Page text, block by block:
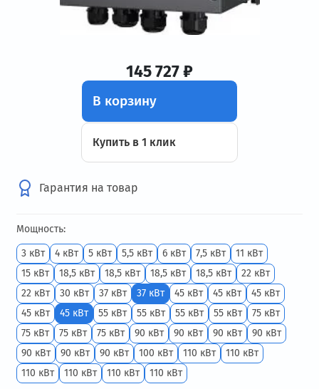
145 727 ₽
В корзину
Купить в 1 клик
Гарантия на товар
Мощность:
3 кВт
4 кВт 5 кВт 5,5 кВт 6 кВт 7,5 кВт
11 кВт
15 кВт
18,5 кВт 18,5 кВт 18,5 кВт 18,5 кВт
22 кВт
22 кВт
30 кВт 37 кВт 37 кВт 45 кВт 45 кВт
45 кВт
45 кВт
45 кВт 55 кВт 55 кВт 55 кВт 55 кВт
75 кВт
75 кВт
75 кВт 75 кВт 90 кВт 90 кВт 90 кВт
90 кВт
90 кВт
90 кВт 90 кВт 100 кВт 110 кВт
110 кВт
110 кВт
110 кВт 110 кВт 110 кВт